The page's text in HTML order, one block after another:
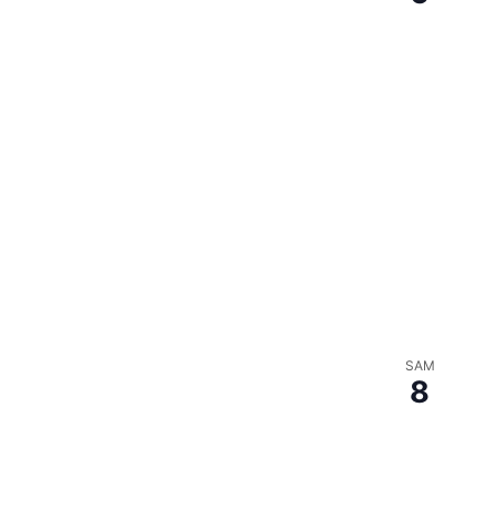
SAM
8